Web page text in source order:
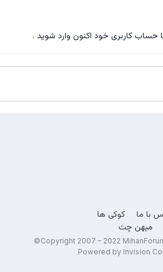
حساب کاربری خود اکنون وارد شوید .
با ما
کوکی ها
میهن چت
Copyright 2007 – 2022
Powered by Invision